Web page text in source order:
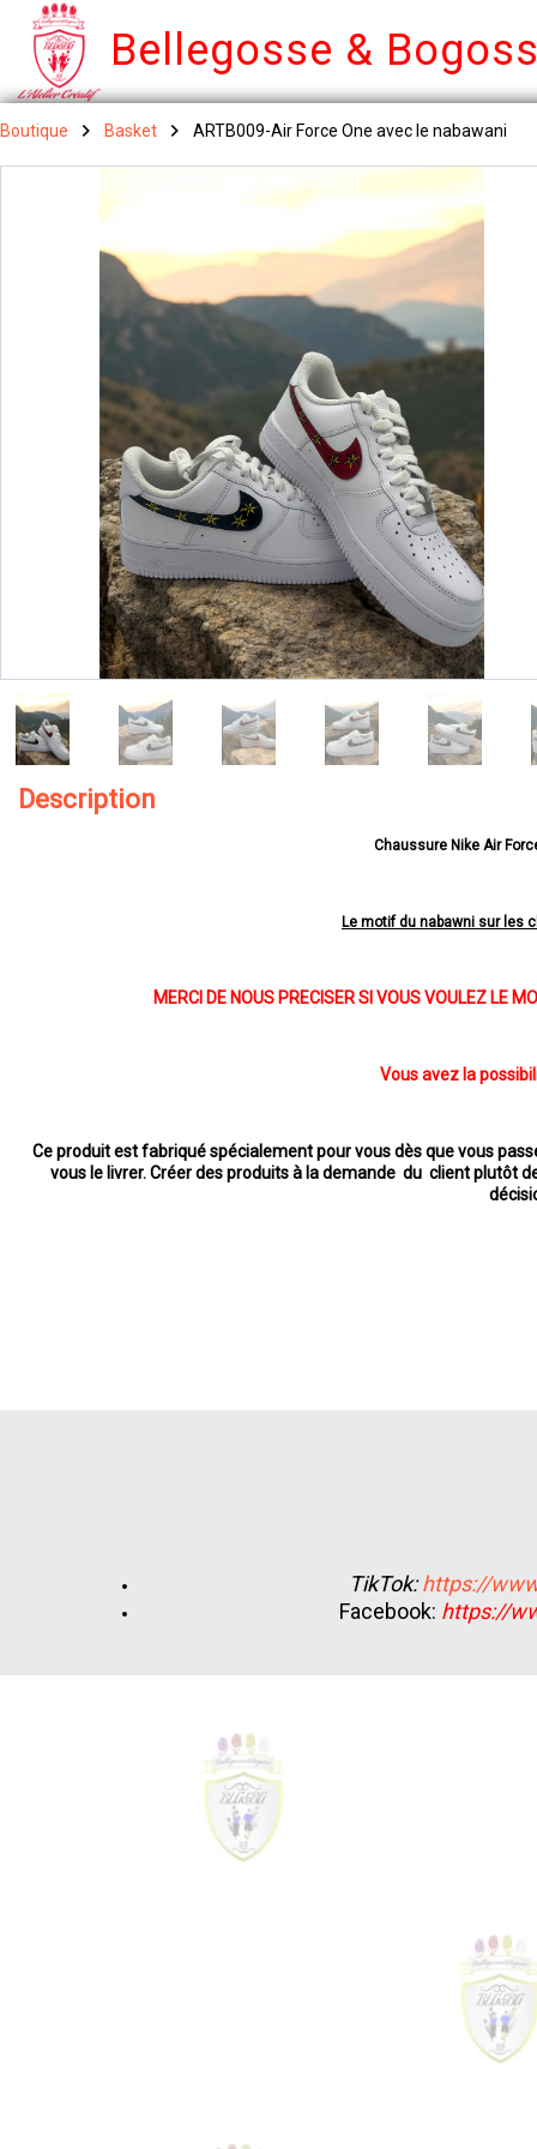
Bellegosse &
Boutique Basket ARTB009-Air Force One avec le nabawani
Description
Chaussure Nike Air
Le motif du nabawni sur les
MERCI DE NOUS PRECISER SI VOUS VOULEZ LE
Vous avez la
Ce produit est fabriqué spécialement pour vous dès que vous
vous le livrer. Créer des produits à la demande du client plutôt
TikTok:https://
Facebook: https://